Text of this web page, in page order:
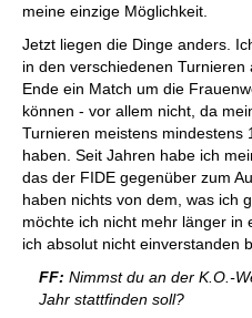
meine einzige Möglichkeit.
Jetzt liegen die Dinge anders.
in den verschiedenen
Ende ein Match um die
können - vor allem nicht, da
Turnieren meistens mindestens
haben. Seit Jahren habe ich
das der FIDE gegenüber zum
haben nichts von dem, was ich
möchte ich nicht mehr länger in
ich absolut nicht einverstanden
FF: Nimmst du an der K.O.-
Jahr stattfinden soll?